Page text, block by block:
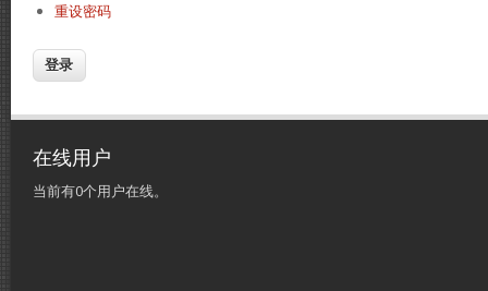
重设密码
在线用户
当前有0个用户在线。